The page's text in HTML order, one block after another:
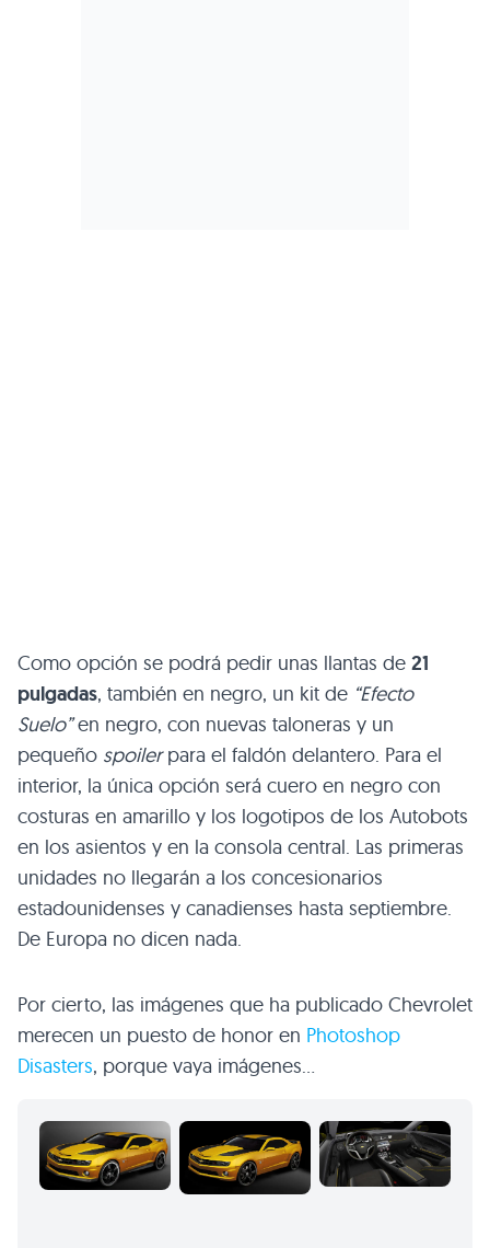
Como opción se podrá pedir unas llantas de 21
pulgadas, también en negro, un kit de “Efecto
Suelo”en negro, con nuevas taloneras y un
pequeño spoilerpara el faldón delantero. Para el
interior, la única opción será cuero en negro con
costuras en amarillo y los logotipos de los Autobots
en los asientos y en la consola central. Las primeras
unidades no llegarán a los concesionarios
estadounidenses y canadienses hasta septiembre.
De Europa no dicen nada.
Por cierto, las imágenes que ha publicado Chevrolet
merecen un puesto de honor en Photoshop
Disasters, porque vaya imágenes…